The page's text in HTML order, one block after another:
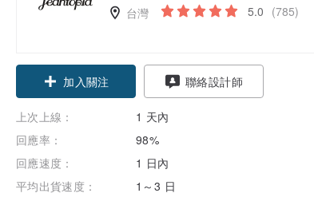
台灣 5.0 (785)
加入關注 聯絡設計師
上次上線：
1 天內
回應率：
98%
回應速度：
1 日內
平均出貨速度：
1～3 日